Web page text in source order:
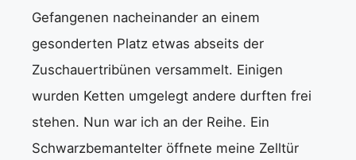
Gefangenen nacheinander an einem
gesonderten Platz etwas abseits der
Zuschauertribünen versammelt. Einigen
wurden Ketten umgelegt andere durften frei
stehen. Nun war ich an der Reihe. Ein
Schwarzbemantelter öffnete meine Zelltür